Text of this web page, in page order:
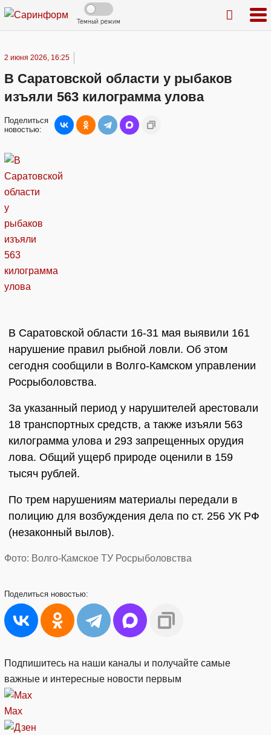
Темный режим
2 июня 2026, 16:25
В Саратовской области у рыбаков
изъяли 563 килограмма улова
Поделиться
новостью:
В Саратовской области 16-31 мая выявили 161
нарушение правил рыбной ловли. Об этом
сегодня сообщили в Волго-Камском управлении
Росрыболовства.
За указанный период у нарушителей арестовали
18 транспортных средств, а также изъяли 563
килограмма улова и 293 запрещенных орудия
лова. Общий ущерб природе оценили в 159
тысяч рублей.
По трем нарушениям материалы передали в
полицию для возбуждения дела по ст. 256 УК РФ
(незаконный вылов).
Фото: Волго-Камское ТУ Росрыболовства
Поделиться новостью:
Подпишитесь на наши каналы и получайте самые
важные и интересные новости первым
Max